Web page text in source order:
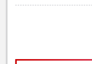
り35分・山形市より60分